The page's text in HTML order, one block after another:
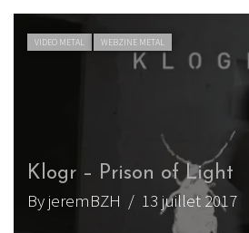
VIDEO METAL WEBZINE METAL
Klogr – nouvelle vidéo
des derniers concerts en
By Izzy SchizChild/ 30 octobre